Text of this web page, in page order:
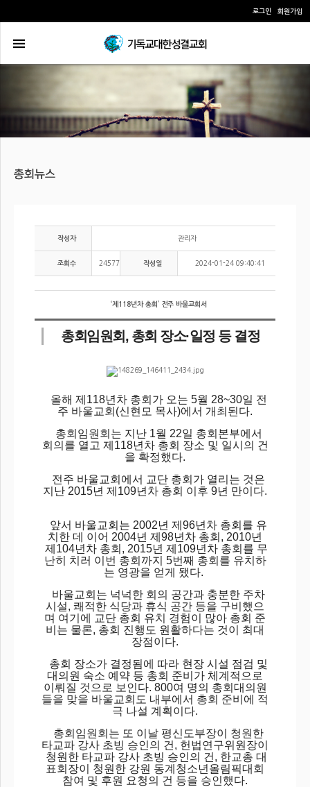
로그인 회원가입
작성자 관리자
조회수 24577 작성일 2024-01-24 09:40:41
‘제118년차 총회’ 전주 바울교회서
총회임원회, 총회 장소·일정 등 결정
올해 제118년차 총회가 오는 5월 28~30일 전
주 바울교회(신현모 목사)에서 개최된다.
총회임원회는 지난 1월 22일 총회본부에서
회의를 열고 제118년차 총회 장소 및 일시의 건
을 확정했다.
전주 바울교회에서 교단 총회가 열리는 것은
지난 2015년 제109년차 총회 이후 9년 만이다.
앞서 바울교회는 2002년 제96년차 총회를 유
치한 데 이어 2004년 제98년차 총회, 2010년
제104년차 총회, 2015년 제109년차 총회를 무
난히 치러 이번 총회까지 5번째 총회를 유치하
는 영광을 얻게 됐다.
바울교회는 넉넉한 회의 공간과 충분한 주차
시설, 쾌적한 식당과 휴식 공간 등을 구비했으
며 여기에 교단 총회 유치 경험이 많아 총회 준
비는 물론, 총회 진행도 원활하다는 것이 최대
장점이다.
총회 장소가 결정됨에 따라 현장 시설 점검 및
대의원 숙소 예약 등 총회 준비가 체계적으로
이뤄질 것으로 보인다. 800여 명의 총회대의원
들을 맞을 바울교회도 내부에서 총회 준비에 적
극 나설 계획이다.
총회임원회는 또 이날 평신도부장이 청원한
타교파 강사 초빙 승인의 건, 헌법연구위원장이
청원한 타교파 강사 초빙 승인의 건, 한교총 대
표회장이 청원한 강원 동계청소년올림픽대회
참여 및 후원 요청의 건 등을 승인했다.